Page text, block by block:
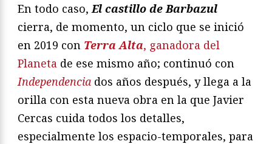
En todo caso, El castillo de Barbazul
cierra, de momento, un ciclo que se inició
en 2019 con Terra Alta, ganadora del
Planeta de ese mismo año; continuó con
Independencia dos años después, y llega a la
orilla con esta nueva obra en la que Javier
Cercas cuida todos los detalles,
especialmente los espacio-temporales, para